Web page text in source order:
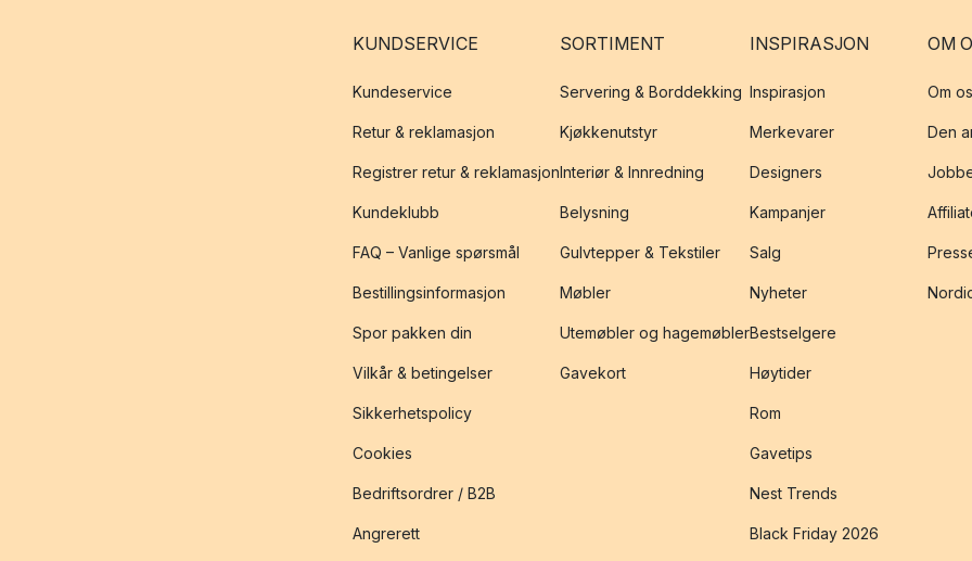
KUNDSERVICE
Kundeservice
Retur & reklamasjon
Registrer retur & reklamasjon
Kundeklubb
FAQ – Vanlige spørsmål
Bestillingsinformasjon
Spor pakken din
Vilkår & betingelser
Sikkerhetspolicy
Cookies
Bedriftsordrer / B2B
Angrerett
SORTIMENT
Servering & Borddekking
Kjøkkenutstyr
Interiør & Innredning
Belysning
Gulvtepper & Tekstiler
Møbler
Utemøbler og hagemøbler
Gavekort
INSPIRASJON
Inspirasjon
Merkevarer
Designers
Kampanjer
Salg
Nyheter
Bestselgere
Høytider
Rom
Gavetips
Nest Trends
Black Friday 2026
OM
Om
Den